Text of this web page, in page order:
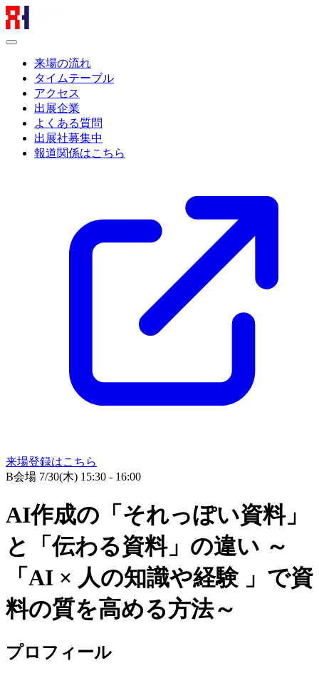
来場の流れ
タイムテーブル
アクセス
出展企業
よくある質問
出展社募集中
報道関係はこちら
来場登録はこちら
B会場 7/30(木) 15:30 - 16:00
AI作成の「それっぽい資料」
と「伝わる資料」の違い ～
「AI × 人の知識や経験 」で資
料の質を高める方法～
プロフィール